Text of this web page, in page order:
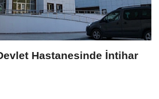
Hastanesinde İntihar